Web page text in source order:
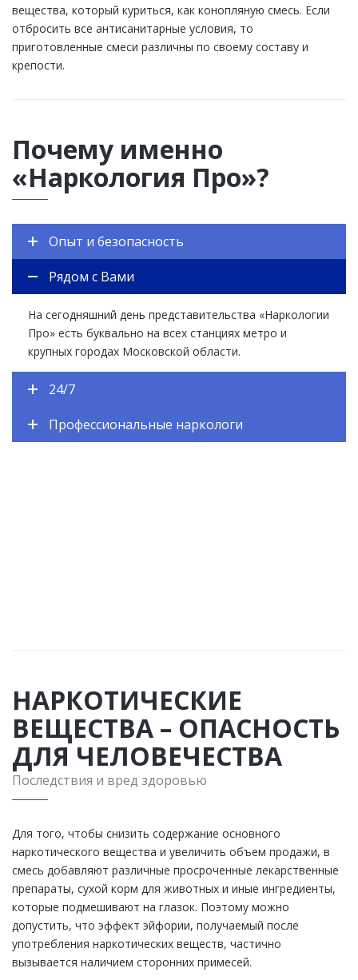
вещества, который куриться, как конопляную смесь. Если
отбросить все антисанитарные условия, то
приготовленные смеси различны по своему составу и
крепости.
Почему именно
«Наркология Про»?
Опыт и безопасность
Рядом с Вами
На сегодняшний день представительства «Наркологии
Про» есть буквально на всех станциях метро и
крупных городах Московской области.
24/7
Профессиональные наркологи
НАРКОТИЧЕСКИЕ
ВЕЩЕСТВА – ОПАСНОСТЬ
ДЛЯ ЧЕЛОВЕЧЕСТВА
Последствия и вред здоровью
Для того, чтобы снизить содержание основного
наркотического вещества и увеличить объем продажи, в
смесь добавляют различные просроченные лекарственные
препараты, сухой корм для животных и иные ингредиенты,
которые подмешивают на глазок. Поэтому можно
допустить, что эффект эйфории, получаемый после
употребления наркотических веществ, частично
вызывается наличием сторонних примесей.